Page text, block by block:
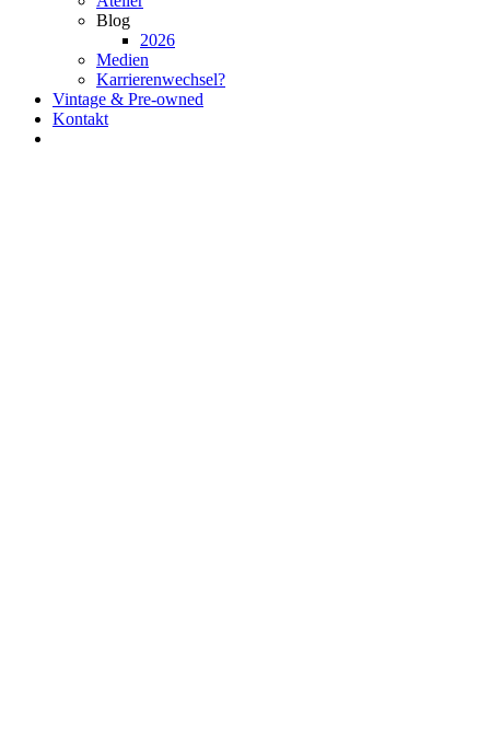
Blog
2026
Medien
Karrierenwechsel?
Vintage & Pre-owned
Kontakt